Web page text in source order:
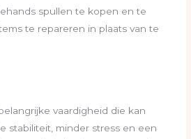
spullen te kopen en te
te repareren in plaats van te
vaardigheid die kan
stabiliteit, minder stress en een